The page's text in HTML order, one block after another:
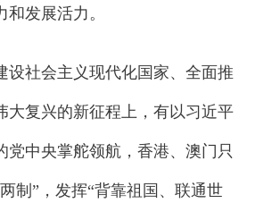
发展活力。
社会主义现代化国家、全面推
大复兴的新征程上，有以习近平
党中央掌舵领航，香港、澳门只
制”，发挥“背靠祖国、联通世